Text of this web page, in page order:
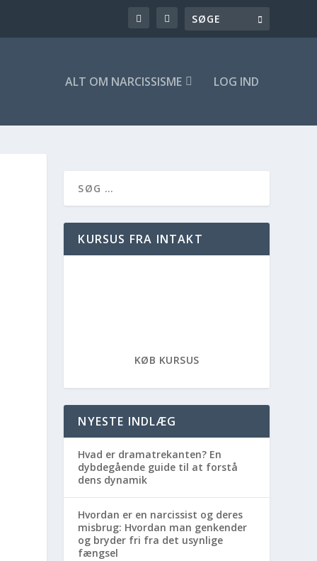
ALT OM NARCISSISME LOG IND
KURSUS FRA INTAKT
KØB KURSUS
NYESTE INDLÆG
Hvad er dramatrekanten? En
dybdegående guide til at forstå
dens dynamik
Hvordan er en narcissist og deres
misbrug: Hvordan man genkender
og bryder fri fra det usynlige
fængsel